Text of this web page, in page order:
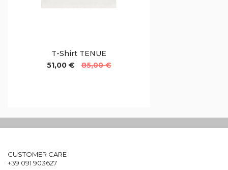
T-Shirt TENUE
51,00 €
85,00 €
CUSTOMER CARE
+39 091 903627